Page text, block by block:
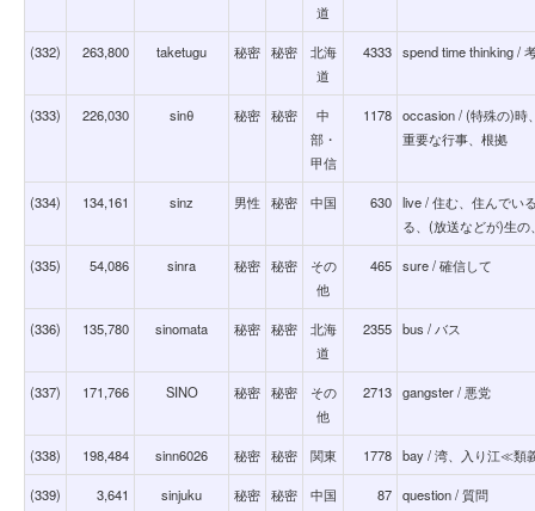
道
(332) 263,800 taketugu 秘密 秘密
北海
道
4333 spend time thinking /
(333) 226,030 sinθ 秘密 秘密
中
部・
甲信
1178 occasion / (特殊の)時
重要な行事、根拠
(334) 134,161 sinz 男性 秘密 中国 630 live / 住む、住んでい
る、(放送などが)生
(335) 54,086 sinra 秘密 秘密
その
他
465 sure / 確信して
(336) 135,780 sinomata 秘密 秘密
北海
道
2355 bus / バス
(337) 171,766 SINO 秘密 秘密
その
他
2713 gangster / 悪党
(338) 198,484 sinn6026 秘密 秘密 関東 1778 bay / 湾、入り江≪類
(339) 3,641 sinjuku 秘密 秘密 中国 87 question / 質問